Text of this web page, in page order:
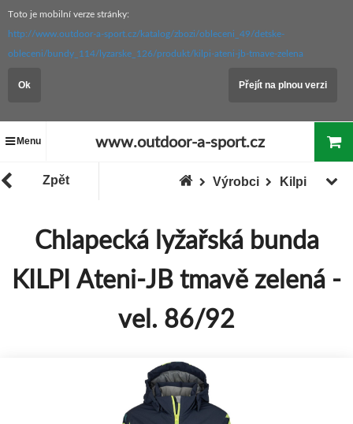
Toto je mobilní verze stránky:
http://www.outdoor-a-sport.cz/katalog/zbozi/obleceni_49/detske-
obleceni/bundy_114/lyzarske_126/produkt/kilpi-ateni-jb-tmave-zelena
Ok Přejít na plnou verzi
Menu www.outdoor-a-sport.cz
Zpět Kilpi
Výrobci
Chlapecká lyžařská bunda
KILPI Ateni-JB tmavě zelená -
vel. 86/92